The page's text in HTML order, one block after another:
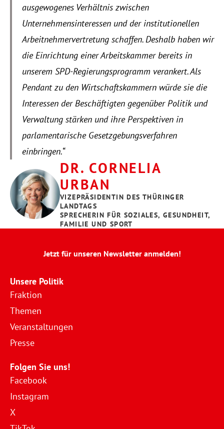
ausgewogenes Verhältnis zwischen
Unternehmensinteressen und der institutionellen
Arbeitnehmervertretung schaffen. Deshalb haben wir
die Einrichtung einer Arbeitskammer bereits in
unserem SPD-Regierungsprogramm verankert. Als
Pendant zu den Wirtschaftskammern würde sie die
Interessen der Beschäftigten gegenüber Politik und
Verwaltung stärken und ihre Perspektiven in
parlamentarische Gesetzgebungsverfahren
einbringen.“
DR. CORNELIA
URBAN
VIZEPRÄSIDENTIN DES THÜRINGER
LANDTAGS
SPRECHERIN FÜR SOZIALES, GESUNDHEIT,
FAMILIE UND SPORT
Jetzt für unseren Newsletter anmelden!
Unsere Politik
Fraktion
Themen
Veranstaltungen
Presse
Folgen Sie uns!
Facebook
Instagram
X